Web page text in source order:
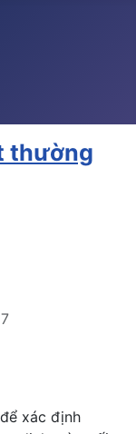
thường
xác định